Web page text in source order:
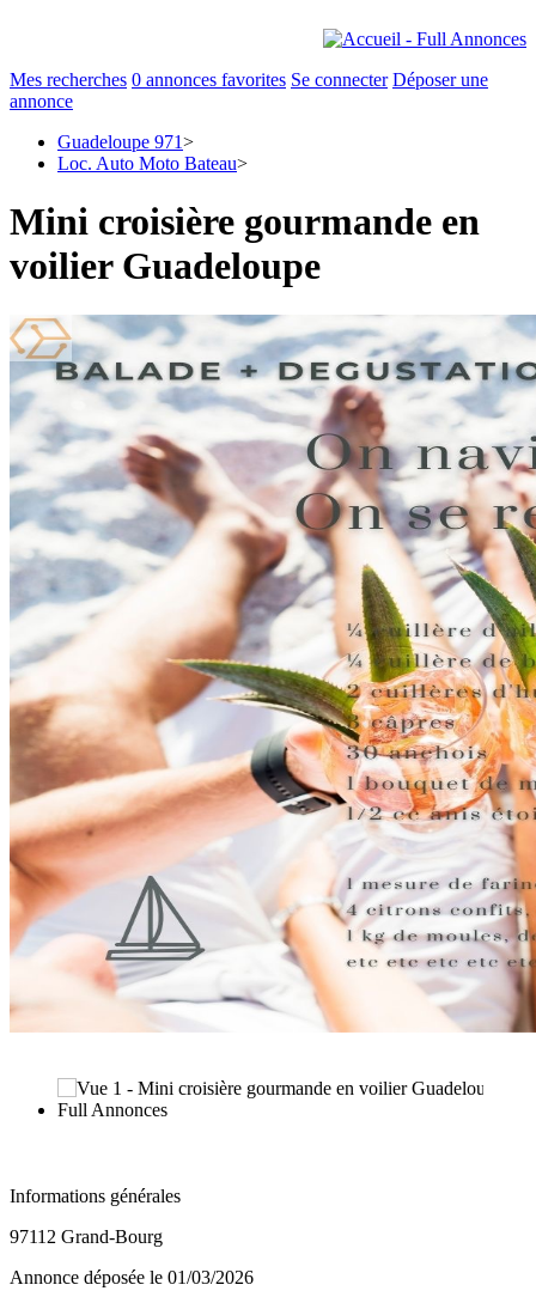
Mes recherches 0 annonces favorites Se connecter Déposer une
annonce
Guadeloupe 971>
Loc. Auto Moto Bateau>
Mini croisière gourmande en
voilier Guadeloupe
Informations générales
97112 Grand-Bourg
Annonce déposée le 01/03/2026